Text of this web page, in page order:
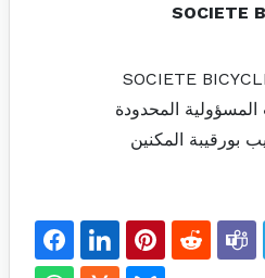
SOCIETE
SOCIETE
المحدودة
بورقيبة المكنين